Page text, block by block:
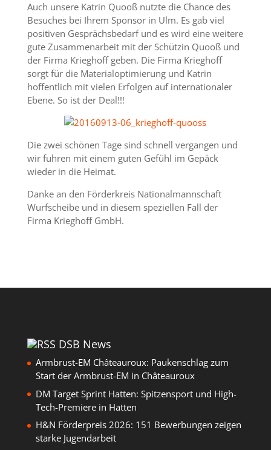
Auch unsere Katrin Quooß nutzte die Chance des
Besuches bei Ihrem Sponsor in Ulm. Es gab viel
positiven Gesprächsbedarf und es wird eine weitere
gute Zusammenarbeit mit der Schützin Quooß und
der Firma Krieghoff geben. Die Firma Krieghoff
sorgt für die Materialoptimierung und Katrin
hoffentlich mit vielen Erfolgen auf internationaler
Ebene. So ist der Deal!!!
Die zwei schönen Tage sind schnell vergangen und
wir fuhren mit einem guten Gefühl im Gepäck
wieder in die Heimat.
Danke an den Förderkreis Nationalmannschaft
Wurfscheibe und in diesem speziellen Fall der
Firma Krieghoff GmbH.
DSB News
Armbrust-EM Châteauroux: Paukenschlag zum
Start der Armbrust-EM in Châteauroux
DM Target Sprint Hatten: Spitzensport und High-
Tech-Premiere in Hatten
H&N Förderpreis 2026: 151 Bewerbungen zeigen
starke Jugendarbeit